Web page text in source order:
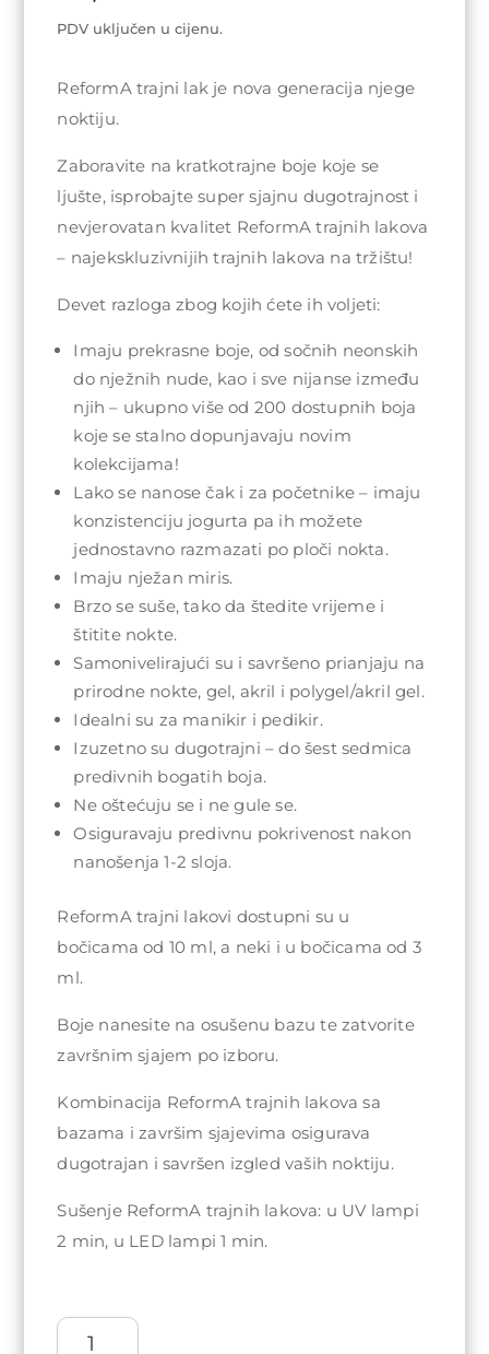
PDV uključen u cijenu.
ReformA trajni lak je nova generacija njege
noktiju.
Zaboravite na kratkotrajne boje koje se
ljušte, isprobajte super sjajnu dugotrajnost i
nevjerovatan kvalitet ReformA trajnih lakova
– najekskluzivnijih trajnih lakova na tržištu!
Devet razloga zbog kojih ćete ih voljeti:
Imaju prekrasne boje, od sočnih neonskih
do nježnih nude, kao i sve nijanse između
njih – ukupno više od 200 dostupnih boja
koje se stalno dopunjavaju novim
kolekcijama!
Lako se nanose čak i za početnike – imaju
konzistenciju jogurta pa ih možete
jednostavno razmazati po ploči nokta.
Imaju nježan miris.
Brzo se suše, tako da štedite vrijeme i
štitite nokte.
Samonivelirajući su i savršeno prianjaju na
prirodne nokte, gel, akril i polygel/akril gel.
Idealni su za manikir i pedikir.
Izuzetno su dugotrajni – do šest sedmica
predivnih bogatih boja.
Ne oštećuju se i ne gule se.
Osiguravaju predivnu pokrivenost nakon
nanošenja 1-2 sloja.
ReformA trajni lakovi dostupni su u
bočicama od 10 ml, a neki i u bočicama od 3
ml.
Boje nanesite na osušenu bazu te zatvorite
završnim sjajem po izboru.
Kombinacija ReformA trajnih lakova sa
bazama i završim sjajevima osigurava
dugotrajan i savršen izgled vaših noktiju.
Sušenje ReformA trajnih lakova: u UV lampi
2 min, u LED lampi 1 min.
ReformA